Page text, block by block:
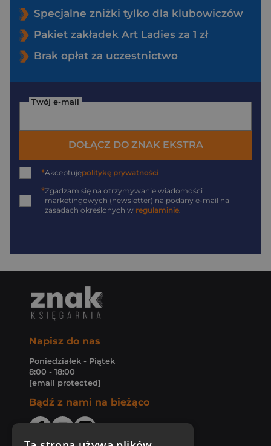
Specjalne zniżki tylko dla klubowiczów
Pakiet zakładek Art Ladies za 1 zł
Brak opłat za uczestnictwo
Twój e-mail
DOŁĄCZ DO ZNAK EKSTRA
*Akceptujępolitykę prywatności
*Zgadzam się na otrzymywanie wiadomości
marketingowych (newsletter) na podany e-mail na
zasadach określonych w regulaminie.
Napisz do nas
Poniedziałek - Piątek
8:00 - 18:00
[email protected]
Bądź z nami na bieżąco